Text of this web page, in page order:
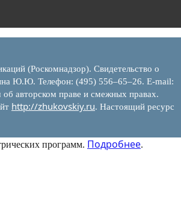
(Роскомнадзор). Свидетельство о
Ю.Ю. Телефон: (495) 556–65–26. E‑mail:
авторском праве и смежных правах.
http://zhukovskiy.ru. Настоящий ресурс
программ. Подробнее.